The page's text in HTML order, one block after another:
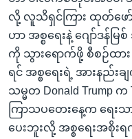
လို့ လူသိရှင်ကြား ထုတ်ဖေ
ဟာ အစ္စရေးနဲ့ ဂျော်ဒ
ကို သွားရောက်ဖို့ စီစဉ်ထာ
ရင် အစ္စရေးရဲ့ အားနည်
သမ္မတ Donald Trump
ကြာသပတေးနေ့က ရေးသာ
ပေးဘူးလို့ အစ္စရေးအစို